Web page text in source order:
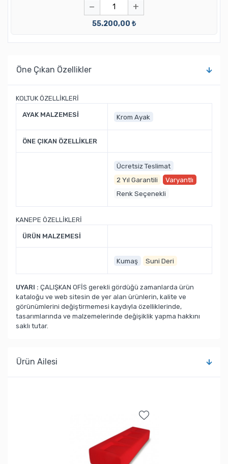
− +
55.200,00 ₺
Öne Çıkan Özellikler
KOLTUK ÖZELLİKLERİ
AYAK MALZEMESİ Krom Ayak
ÖNE ÇIKAN ÖZELLİKLER
Ücretsiz Teslimat
2 Yıl Garantili
Varyantlı
Renk Seçenekli
KANEPE ÖZELLİKLERİ
ÜRÜN MALZEMESİ
Kumaş Suni Deri
UYARI : ÇALIŞKAN OFİS gerekli gördüğü zamanlarda ürün
kataloğu ve web sitesin de yer alan ürünlerin, kalite ve
görünümlerini değiştirmemesi kaydıyla özelliklerinde,
tasarımlarında ve malzemelerinde değişiklik yapma hakkını
saklı tutar.
Ürün Ailesi